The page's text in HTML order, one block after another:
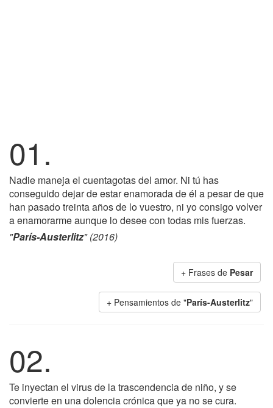
01.
Nadie maneja el cuentagotas del amor. Ni tú has
conseguido dejar de estar enamorada de él a pesar de que
han pasado treinta años de lo vuestro, ni yo consigo volver
a enamorarme aunque lo desee con todas mis fuerzas.
"París-Austerlitz" (2016)
+ Frases de Pesar
+ Pensamientos de "París-Austerlitz"
02.
Te inyectan el virus de la trascendencia de niño, y se
convierte en una dolencia crónica que ya no se cura.